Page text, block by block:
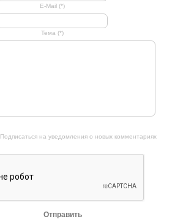
E-Mail (*)
Тема (*)
Подписаться на уведомления о новых комментариях
Отправить